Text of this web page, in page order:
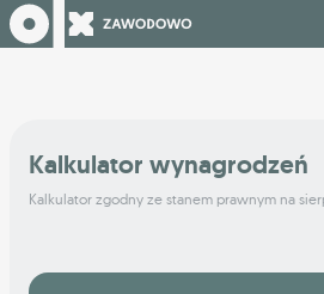
Kalkulator wynagrodzeń
Kalkulator zgodny ze stanem prawnym na